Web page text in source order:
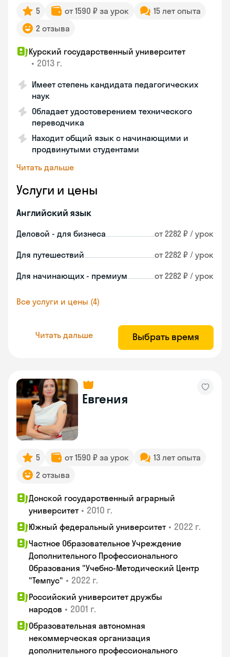
5 от 1590 ₽ за урок
15 лет опыта
2 отзыва
Курский государственный университет
• 2013 г.
Имеет степень кандидата педагогических
наук
Обладает удостоверением технического
переводчика
Находит общий язык с начинающими и
продвинутыми студентами
Читать дальше
Услуги и цены
Английский язык
Деловой - для бизнеса от 2282 ₽ / урок
Для путешествий от 2282 ₽ / урок
Для начинающих - премиум от 2282 ₽ / урок
Все услуги и цены (4)
Читать дальше Выбрать время
Евгения
5 от 1590 ₽ за урок
13 лет опыта
2 отзыва
Донской государственный аграрный
университет • 2010 г.
Южный федеральный университет • 2022 г.
Частное Образовательное Учреждение
Дополнительного Профессионального
Образования "Учебно-Методический Центр
"Темпус" • 2022 г.
Российский университет дружбы
народов • 2001 г.
Образовательная автономная
некоммерческая организация
дополнительного профессионального